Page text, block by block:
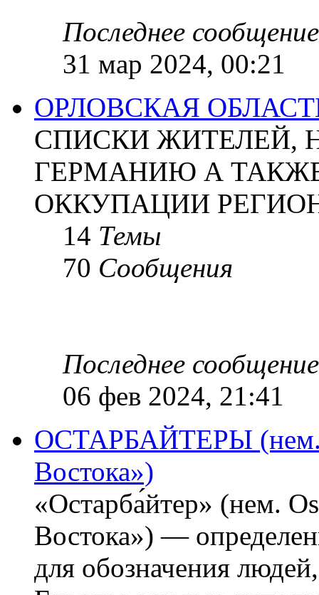
Последнее сообщение
31 мар 2024, 00:21
ОРЛОВСКАЯ
СПИСКИ ЖИТЕЛЕЙ,
ГЕРМАНИЮ А
ОККУПАЦИИ
14 Темы
70 Сообщения
Последнее сообщение
06 фев 2024, 21:41
ОСТАРБАЙТЕРЫ (нем.
Востока»)
«Остарба́йтер» (нем.
Востока») —
для обозначения